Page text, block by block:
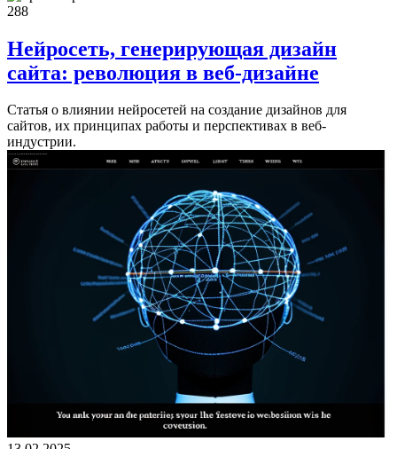
288
Нейросеть, генерирующая дизайн
сайта: революция в веб-дизайне
Статья о влиянии нейросетей на создание дизайнов для
сайтов, их принципах работы и перспективах в веб-
индустрии.